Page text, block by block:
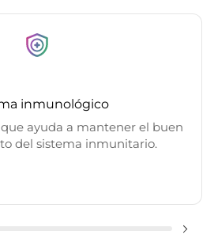
inmunológico
ayuda a mantener el buen
del sistema inmunitario.